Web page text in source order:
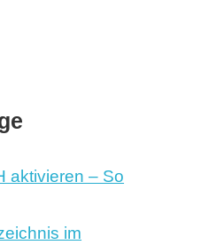
aktivieren – So
im